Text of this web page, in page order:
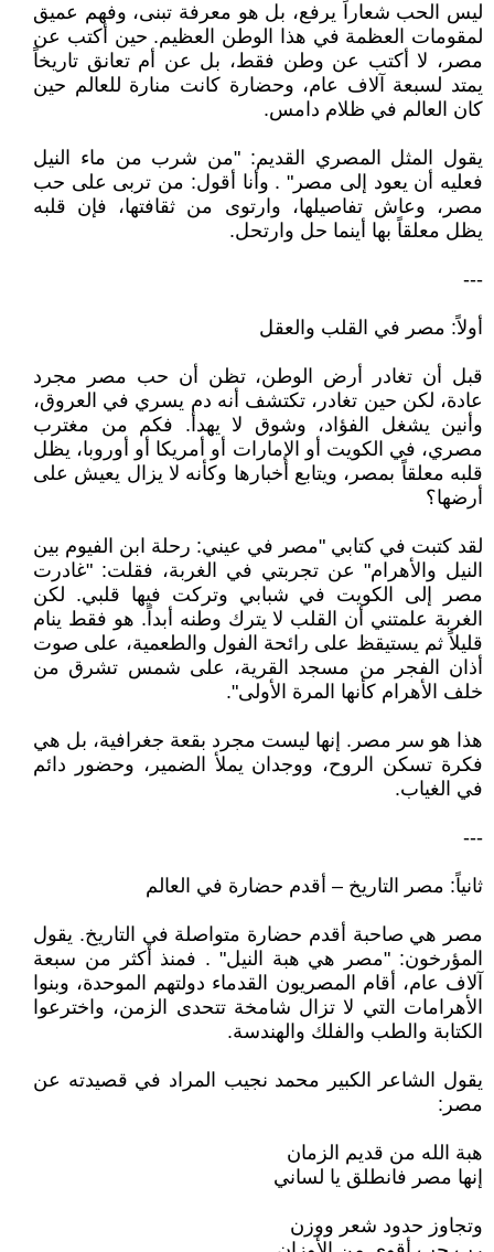
ليس الحب شعاراً يرفع، بل هو معرفة تبنى، وفهم عميق
لمقومات العظمة في هذا الوطن العظيم. حين أكتب عن
مصر، لا أكتب عن وطن فقط، بل عن أم تعانق تاريخاً
يمتد لسبعة آلاف عام، وحضارة كانت منارة للعالم حين
كان العالم في ظلام دامس.
يقول المثل المصري القديم: "من شرب من ماء النيل
فعليه أن يعود إلى مصر" . وأنا أقول: من تربى على حب
مصر، وعاش تفاصيلها، وارتوى من ثقافتها، فإن قلبه
يظل معلقاً بها أينما حل وارتحل.
---
أولاً: مصر في القلب والعقل
قبل أن تغادر أرض الوطن، تظن أن حب مصر مجرد
عادة، لكن حين تغادر، تكتشف أنه دم يسري في العروق،
وأنين يشغل الفؤاد، وشوق لا يهدأ. فكم من مغترب
مصري، في الكويت أو الإمارات أو أمريكا أو أوروبا، يظل
قلبه معلقاً بمصر، ويتابع أخبارها وكأنه لا يزال يعيش على
أرضها؟
لقد كتبت في كتابي "مصر في عيني: رحلة ابن الفيوم بين
النيل والأهرام" عن تجربتي في الغربة، فقلت: "غادرت
مصر إلى الكويت في شبابي وتركت فيها قلبي. لكن
الغربة علمتني أن القلب لا يترك وطنه أبداً. هو فقط ينام
قليلاً ثم يستيقظ على رائحة الفول والطعمية، على صوت
أذان الفجر من مسجد القرية، على شمس تشرق من
خلف الأهرام كأنها المرة الأولى".
هذا هو سر مصر. إنها ليست مجرد بقعة جغرافية، بل هي
فكرة تسكن الروح، ووجدان يملأ الضمير، وحضور دائم
في الغياب.
---
ثانياً: مصر التاريخ – أقدم حضارة في العالم
مصر هي صاحبة أقدم حضارة متواصلة في التاريخ. يقول
المؤرخون: "مصر هي هبة النيل" . فمنذ أكثر من سبعة
آلاف عام، أقام المصريون القدماء دولتهم الموحدة، وبنوا
الأهرامات التي لا تزال شامخة تتحدى الزمن، واخترعوا
الكتابة والطب والفلك والهندسة.
يقول الشاعر الكبير محمد نجيب المراد في قصيدته عن
مصر:
هبة الله من قديم الزمان
إنها مصر فانطلق يا لساني
وتجاوز حدود شعر ووزن